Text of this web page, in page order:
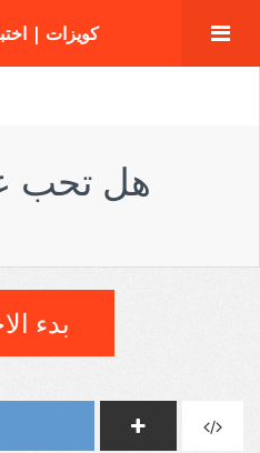
كويزات |
هل تحب
بدء